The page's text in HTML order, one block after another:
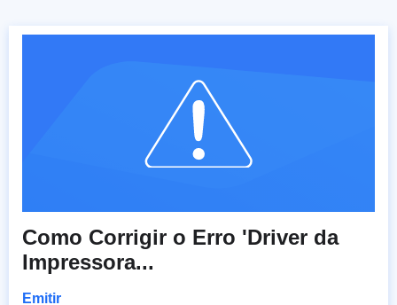
Como Corrigir o Erro 'Driver da
Impressora...
Emitir